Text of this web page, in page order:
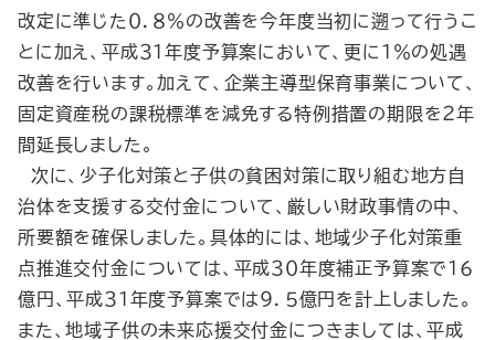
改定に準じた０．８％の改善を今年度当初に遡って行うこ
とに加え、平成３１年度予算案において、更に１％の処遇
改善を行います。加えて、企業主導型保育事業について、
固定資産税の課税標準を減免する特例措置の期限を２年
間延長しました。
次に、少子化対策と子供の貧困対策に取り組む地方自
治体を支援する交付金について、厳しい財政事情の中、
所要額を確保しました。具体的には、地域少子化対策重
点推進交付金については、平成３０年度補正予算案で１６
億円、平成３１年度予算案では９．５億円を計上しました。
また、地域子供の未来応援交付金につきましては、平成